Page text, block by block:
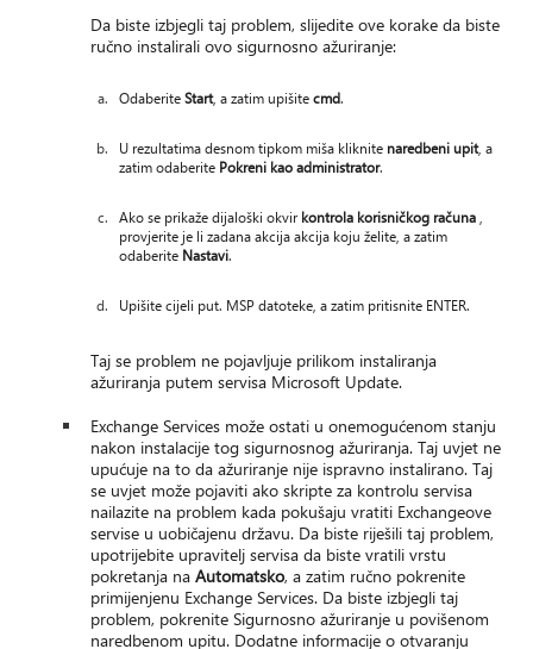
Da biste izbjegli taj problem, slijedite ove korake da biste
ručno instalirali ovo sigurnosno ažuriranje:
OdaberiteStart, a zatim upišitecmd.
U rezultatima desnom tipkom miša kliknite naredbeni upit, a
zatim odaberite Pokreni kao administrator.
Ako se prikaže dijaloški okvir kontrola korisničkog računa,
provjerite je li zadana akcija akcija koju želite, a zatim
odaberite Nastavi.
Upišite cijeli put. MSP datoteke, a zatim pritisnite ENTER.
Taj se problem ne pojavljuje prilikom instaliranja
ažuriranja putem servisa Microsoft Update.
Exchange Services može ostati u onemogućenom stanju
nakon instalacije tog sigurnosnog ažuriranja. Taj uvjet ne
upućuje na to da ažuriranje nije ispravno instalirano. Taj
se uvjet može pojaviti ako skripte za kontrolu servisa
nailazite na problem kada pokušaju vratiti Exchangeove
servise u uobičajenu državu. Da biste riješili taj problem,
upotrijebite upravitelj servisa da biste vratili vrstu
pokretanja naAutomatsko, a zatim ručno pokrenite
primijenjenu Exchange Services. Da biste izbjegli taj
problem, pokrenite Sigurnosno ažuriranje u povišenom
naredbenom upitu. Dodatne informacije o otvaranju